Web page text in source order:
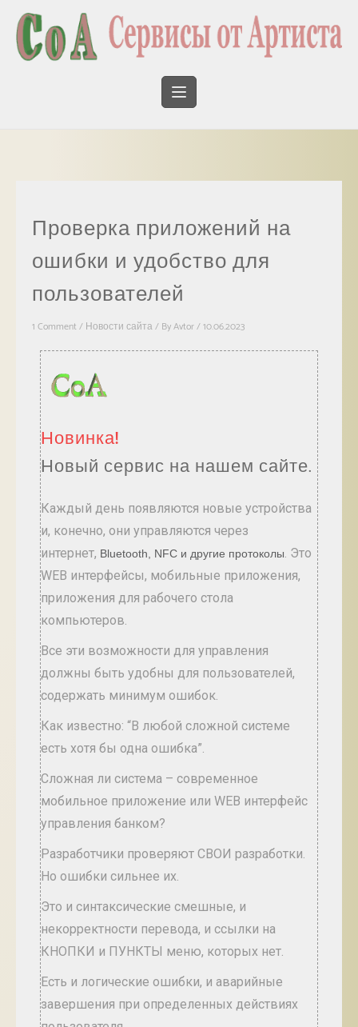
Проверка приложений на
ошибки и удобство для
пользователей
1 Comment / Новости сайта/ ByAvtor/10.06.2023
Новинка!
Новый сервис на нашем сайте.
Каждый день появляются новые устройства
и, конечно, они управляются через
интернет, Bluetooth, NFC и другие протоколы. Это
WEB интерфейсы, мобильные приложения,
приложения для рабочего стола
компьютеров.
Все эти возможности для управления
должны быть удобны для пользователей,
содержать минимум ошибок.
Как известно: “В любой сложной системе
есть хотя бы одна ошибка”.
Сложная ли система – современное
мобильное приложение или WEB интерфейс
управления банком?
Разработчики проверяют СВОИ разработки.
Но ошибки сильнее их.
Это и синтаксические смешные, и
некорректности перевода, и ссылки на
КНОПКИ и ПУНКТЫ меню, которых нет.
Есть и логические ошибки, и аварийные
завершения при определенных действиях